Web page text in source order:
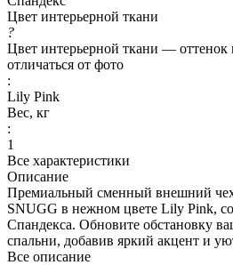
Цвет интерьерной ткани
?
Цвет интерьерной ткани — оттенок
отличаться от фото
:
Lily Pink
Вес, кг
:
1
Все характеристики
Описание
Премиальный сменный внешний
SNUGG в нежном цвете Lily Pink,
Спандекса. Обновите обстановку
спальни, добавив яркий акцент и
Все описание